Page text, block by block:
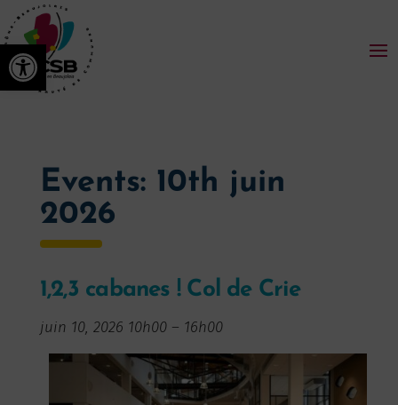
Ouvrir la barre d’outils
Events: 10th juin
2026
1,2,3 cabanes ! Col de Crie
juin 10, 2026 10h00– 16h00